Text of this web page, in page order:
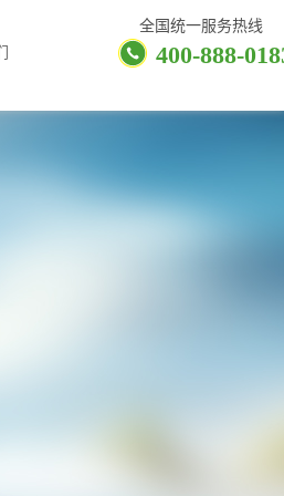
全国统一服务热线
400-888-